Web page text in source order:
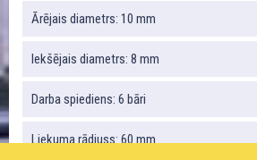
Ārējais diametrs: 10 mm
Iekšējais diametrs: 8 mm
Darba spiediens: 6 bāri
Liekuma rādiuss: 60 mm